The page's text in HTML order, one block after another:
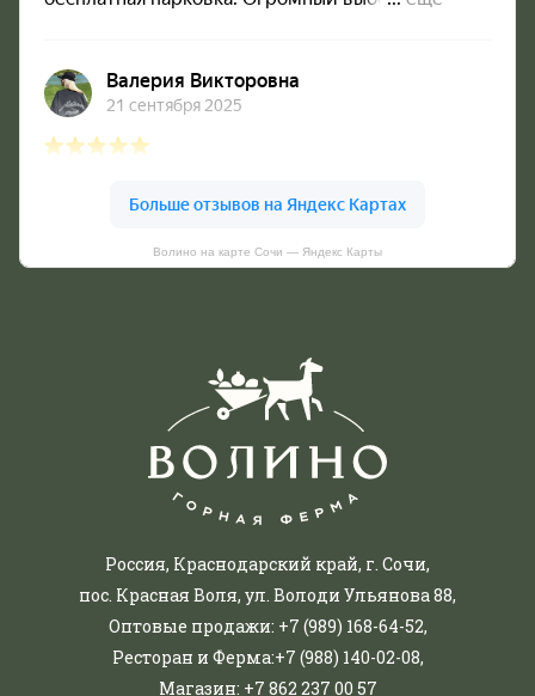
Волино на карте Сочи — Яндекс Карты
Россия, Краснодарский край, г. Сочи,
пос. Красная Воля, ул. Володи Ульянова 88,
Оптовые продажи: +7 (989) 168-64-52,
Ресторан и Ферма:+7 (988) 140-02-08,
Магазин: +7 862 237 00 57